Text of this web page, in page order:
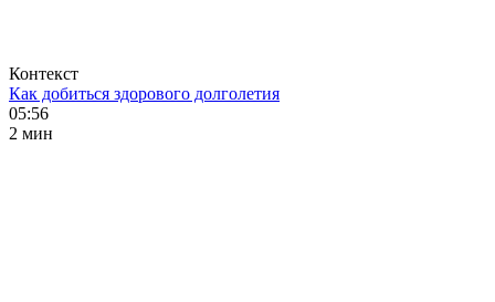
Контекст
Как добиться здорового долголетия
05:56
2 мин